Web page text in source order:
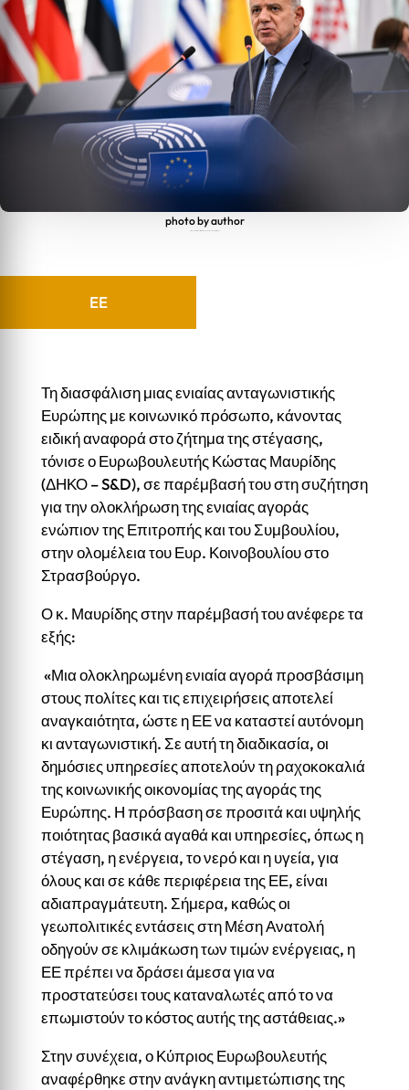
photo by author
EE
Τη διασφάλιση μιας ενιαίας ανταγωνιστικής
Ευρώπης με κοινωνικό πρόσωπο, κάνοντας
ειδική αναφορά στο ζήτημα της στέγασης,
τόνισε ο Ευρωβουλευτής Κώστας Μαυρίδης
(ΔΗΚΟ – S&D), σε παρέμβασή του στη συζήτηση
για την ολοκλήρωση της ενιαίας αγοράς
ενώπιον της Επιτροπής και του Συμβουλίου,
στην ολομέλεια του Ευρ. Κοινοβουλίου στο
Στρασβούργο.
Ο κ. Μαυρίδης στην παρέμβασή του ανέφερε τα
εξής:
«Μια ολοκληρωμένη ενιαία αγορά προσβάσιμη
στους πολίτες και τις επιχειρήσεις αποτελεί
αναγκαιότητα, ώστε η ΕΕ να καταστεί αυτόνομη
κι ανταγωνιστική. Σε αυτή τη διαδικασία, οι
δημόσιες υπηρεσίες αποτελούν τη ραχοκοκαλιά
της κοινωνικής οικονομίας της αγοράς της
Ευρώπης. Η πρόσβαση σε προσιτά και υψηλής
ποιότητας βασικά αγαθά και υπηρεσίες, όπως η
στέγαση, η ενέργεια, το νερό και η υγεία, για
όλους και σε κάθε περιφέρεια της ΕΕ, είναι
αδιαπραγμάτευτη. Σήμερα, καθώς οι
γεωπολιτικές εντάσεις στη Μέση Ανατολή
οδηγούν σε κλιμάκωση των τιμών ενέργειας, η
ΕΕ πρέπει να δράσει άμεσα για να
προστατεύσει τους καταναλωτές από το να
επωμιστούν το κόστος αυτής της αστάθειας.»
Στην συνέχεια, ο Κύπριος Ευρωβουλευτής
αναφέρθηκε στην ανάγκη αντιμετώπισης της